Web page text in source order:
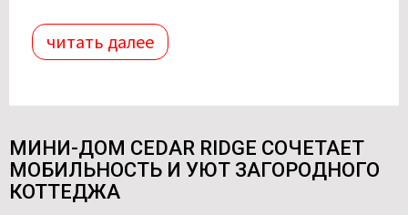
читать далее
МИНИ-ДОМ CEDAR RIDGE СОЧЕТАЕТ
МОБИЛЬНОСТЬ И УЮТ ЗАГОРОДНОГО
КОТТЕДЖА